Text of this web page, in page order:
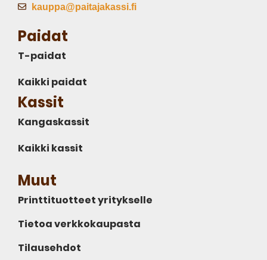
kauppa@paitajakassi.fi
Paidat
T-paidat
Kaikki paidat
Kassit
Kangaskassit
Kaikki kassit
Muut
Printtituotteet yritykselle
Tietoa verkkokaupasta
Tilausehdot